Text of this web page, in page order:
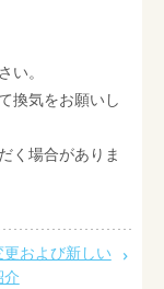
い。
換気をお願いし
く場合がありま
および新しい